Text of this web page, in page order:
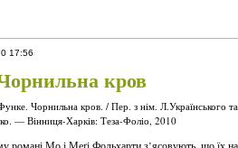
17:56
кров
Чорнильна кров. / Пер. з нім. Л.Українського та
— Вінниця-Харків: Теза-Фоліо, 2010